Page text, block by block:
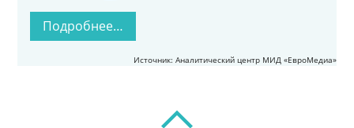
Подробнее…
Источник: Аналитический центр МИД «ЕвроМедиа»